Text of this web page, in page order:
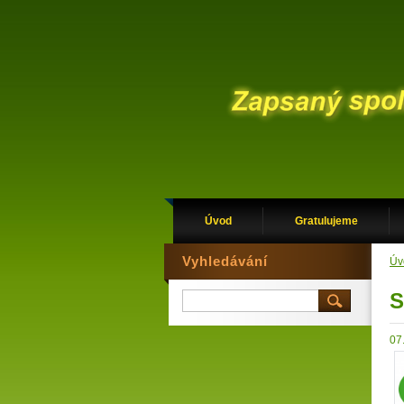
Úvod Gratulujeme
Vyhledávání